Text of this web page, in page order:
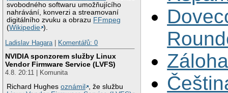
svobodného softwaru umožňujícího
nahrávání, konverzi a streamovaní
digitálního zvuku a obrazu FFmpeg
(Wikipedie ).
Ladislav Hagara| Komentářů: 0
NVIDIA sponzorem služby Linux
Vendor Firmware Service (LVFS)
4.8. 20:11 | Komunita
Richard Hughesoznámil
, že službu